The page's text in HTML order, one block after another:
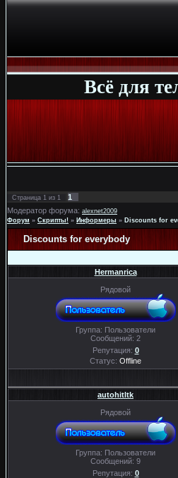
Всё для
Страница 1 из 1
1
Модератор форума: alexnet2009
Форум » Скрипты! » Информеры » Discounts for
Discounts for everybody
Hermanrica
Рядовой
Группа: Пользователи
Сообщений: 2
Репутация: 0
Статус: Offline
autohitltk
Рядовой
Группа: Пользователи
Сообщений: 9
Репутация: 0